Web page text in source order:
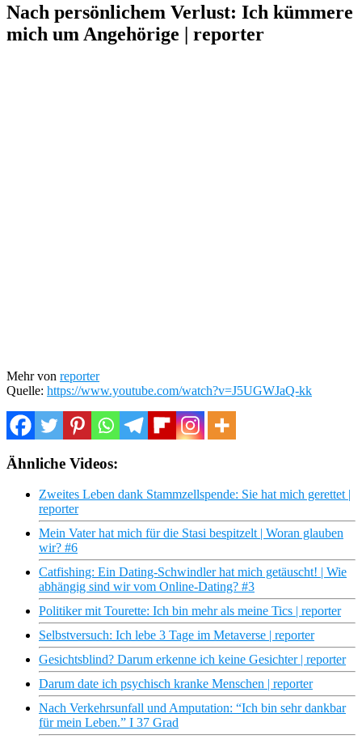
Nach persönlichem Verlust: Ich kümmere
mich um Angehörige | reporter
Mehr von reporter
Quelle: https://www.youtube.com/watch?v=J5UGWJaQ-kk
Ähnliche Videos:
Zweites Leben dank Stammzellspende: Sie hat mich gerettet |
reporter
Mein Vater hat mich für die Stasi bespitzelt | Woran glauben
wir? #6
Catfishing: Ein Dating-Schwindler hat mich getäuscht! | Wie
abhängig sind wir vom Online-Dating? #3
Politiker mit Tourette: Ich bin mehr als meine Tics | reporter
Selbstversuch: Ich lebe 3 Tage im Metaverse | reporter
Gesichtsblind? Darum erkenne ich keine Gesichter | reporter
Darum date ich psychisch kranke Menschen | reporter
Nach Verkehrsunfall und Amputation: “Ich bin sehr dankbar
für mein Leben.” I 37 Grad